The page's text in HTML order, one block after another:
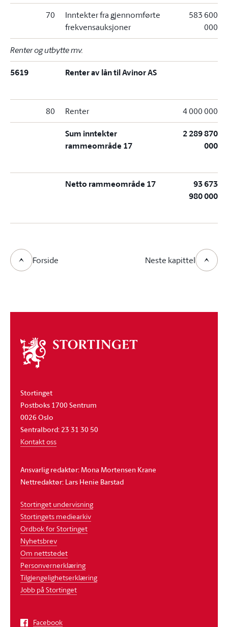
70
Inntekter fra gjennomførte
frekvensauksjoner
583 600
000
Renter og utbytte mv.
5619 Renter av lån til Avinor AS
80 Renter 4 000 000
Sum inntekter
rammeområde 17
2 289 870
000
Netto rammeområde 17
93 673
980 000
Forside Neste kapittel
Om
stortinget
Stortinget
Postboks 1700 Sentrum
0026 Oslo
Sentralbord: 23 31 30 50
Kontakt oss
Ansvarlig redaktør: Mona Mortensen Krane
Nettredaktør: Lars Henie Barstad
Stortinget undervisning
Stortingets mediearkiv
Ordbok for Stortinget
Nyhetsbrev
Om nettstedet
Personvernerklæring
Tilgjengelighetserklæring
Jobb på Stortinget
Facebook